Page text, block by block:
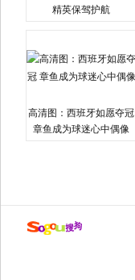
精英保驾护航
高清图：西班牙如愿夺冠
章鱼成为球迷心中偶像